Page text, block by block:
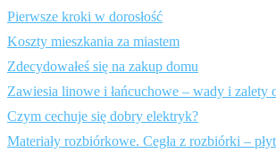
Pierwsze kroki w dorosłość
Koszty mieszkania za miastem
Zdecydowałeś się na zakup domu
Zawiesia linowe i łańcuchowe – wady i zalety
Czym cechuje się dobry elektryk?
Materiały rozbiórkowe. Cegła z rozbiórki –